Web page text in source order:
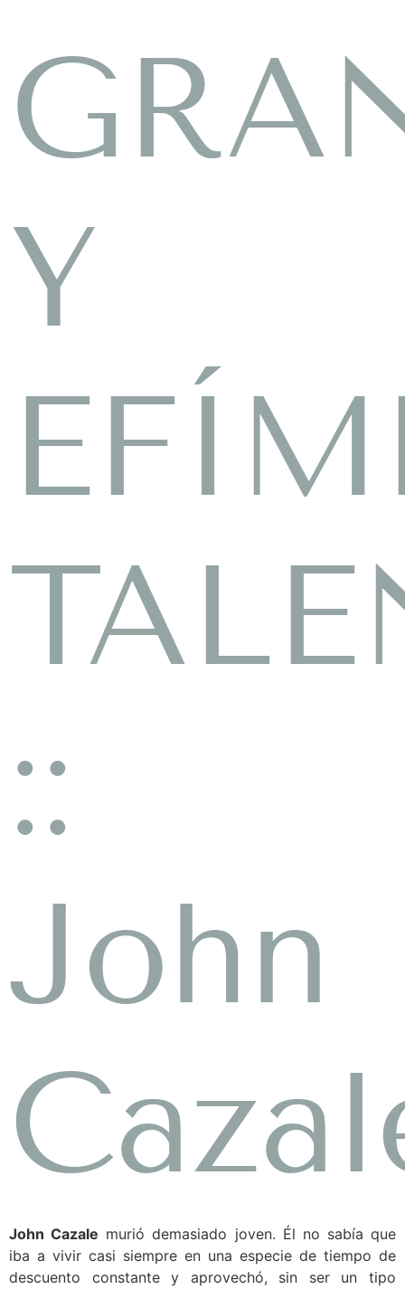
Y
::
John
John Cazale murió demasiado joven. Él no sabía que
iba a vivir casi siempre en una especie de tiempo de
descuento constante y aprovechó, sin ser un tipo